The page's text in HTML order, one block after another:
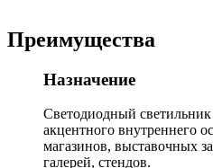
Преимущества
Назначение
Светодиодный
акцентного внутреннего
магазинов, выставочных
галерей, стендов.